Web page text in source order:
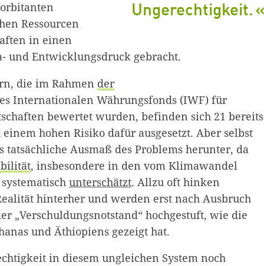
Ungerechtigkeit.
Ressourcen
in einen
und Entwicklungsdruck gebracht.
die im Rahmen der
Internationalen Währungsfonds (IWF) für
bewertet wurden, befinden sich 21 bereits
hohen Risiko dafür ausgesetzt. Aber selbst
tatsächliche Ausmaß des Problems herunter, da
, insbesondere in den vom Klimawandel
unterschätzt. Allzu oft hinken
hinterher und werden erst nach Ausbruch
„Verschuldungsnotstand“ hochgestuft, wie die
und Äthiopiens gezeigt hat.
in diesem ungleichen System noch